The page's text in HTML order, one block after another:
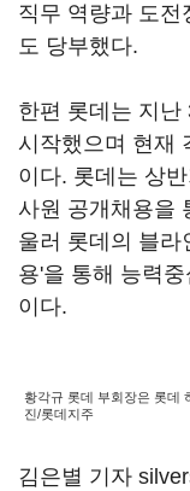
직무 역량과 도전
도 당부했다.
한편 롯데는 지난
시작했으며 현재
이다. 롯데는 상
사원 공개채용을
울러 롯데의 블라
용'을 통해 능력
이다.
황각규 롯데 부회장은 롯데
진/롯데지주
김은별 기자